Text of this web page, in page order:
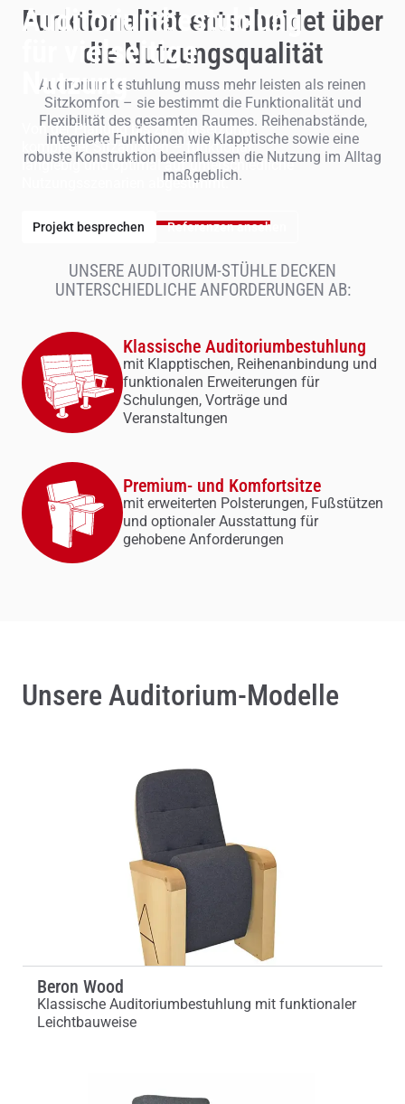
Auditoriumbestuhlung
für vielseitige
Nutzung
Von der Planung bis zur Umsetzung
kompletter Sitzanlagen – funktional,
langlebig und optimal auf unterschiedliche
Nutzungsszenarien abgestimmt.
Projekt besprechen Referenzen ansehen
Funktionalität entscheidet über
die Nutzungsqualität
Auditoriumbestuhlung muss mehr leisten als reinen
Sitzkomfort – sie bestimmt die Funktionalität und
Flexibilität des gesamten Raumes. Reihenabstände,
integrierte Funktionen wie Klapptische sowie eine
robuste Konstruktion beeinflussen die Nutzung im Alltag
maßgeblich.
UNSERE AUDITORIUM-STÜHLE DECKEN
UNTERSCHIEDLICHE ANFORDERUNGEN AB:
Klassische Auditoriumbestuhlung
mit Klapptischen, Reihenanbindung und
funktionalen Erweiterungen für
Schulungen, Vorträge und
Veranstaltungen
Premium- und Komfortsitze
mit erweiterten Polsterungen, Fußstützen
und optionaler Ausstattung für
gehobene Anforderungen
Unsere Auditorium-Modelle
Beron Wood
Klassische Auditoriumbestuhlung mit funktionaler
Leichtbauweise